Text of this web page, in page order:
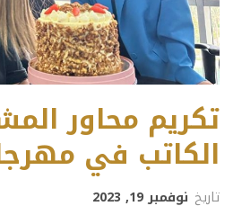
تكريم محاور
الكاتب في
تاريخ نوفمبر 19, 2023